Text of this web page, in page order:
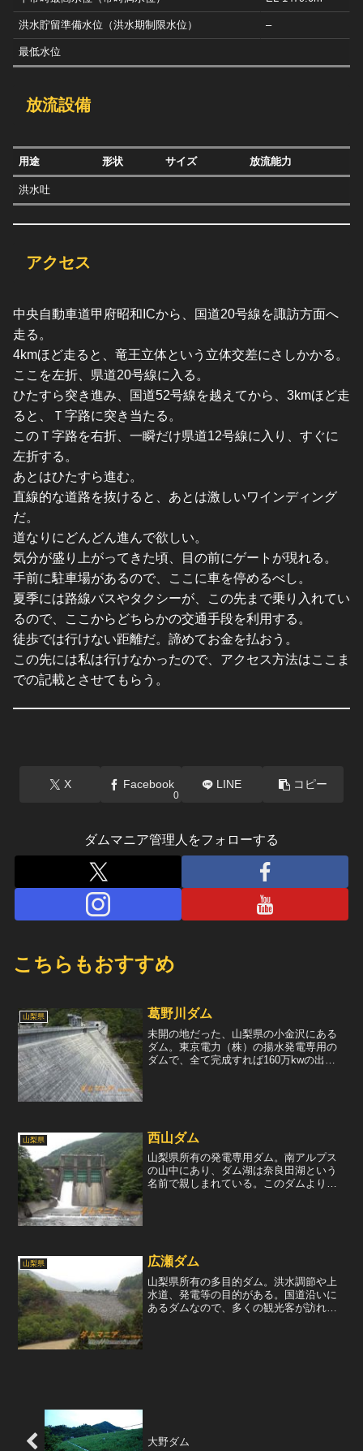
洪水貯留準備水位（洪水期制限水位） –
最低水位
放流設備
用途 形状 サイズ 放流能力
洪水吐
アクセス
中央自動車道甲府昭和ICから、国道20号線を諏訪方面へ
走る。
4kmほど走ると、竜王立体という立体交差にさしかかる。
ここを左折、県道20号線に入る。
ひたすら突き進み、国道52号線を越えてから、3kmほど走
ると、Ｔ字路に突き当たる。
このＴ字路を右折、一瞬だけ県道12号線に入り、すぐに
左折する。
あとはひたすら進む。
直線的な道路を抜けると、あとは激しいワインディング
だ。
道なりにどんどん進んで欲しい。
気分が盛り上がってきた頃、目の前にゲートが現れる。
手前に駐車場があるので、ここに車を停めるべし。
夏季には路線バスやタクシーが、この先まで乗り入れてい
るので、ここからどちらかの交通手段を利用する。
徒歩では行けない距離だ。諦めてお金を払おう。
この先には私は行けなかったので、アクセス方法はここま
での記載とさせてもらう。
X Facebook
0
LINE コピー
ダムマニア管理人をフォローする
こちらもおすすめ
山梨県 葛野川ダム
未開の地だった、山梨県の小金沢にある
ダム。東京電力（株）の揚水発電専用の
ダムで、全て完成すれば160万kwの出力
山梨県 西山ダム
山梨県所有の発電専用ダム。南アルプス
の山中にあり、ダム湖は奈良田湖という
名前で親しまれている。このダムより最
山梨県 広瀬ダム
山梨県所有の多目的ダム。洪水調節や上
水道、発電等の目的がある。国道沿いに
あるダムなので、多くの観光客が訪れて
大野ダム